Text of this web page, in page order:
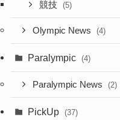
競技 (5)
Olympic News (4)
Paralympic (4)
Paralympic News (2)
PickUp (37)